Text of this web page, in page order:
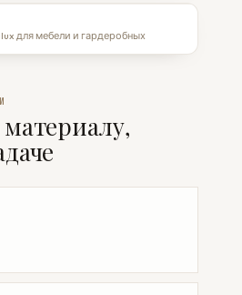
для мебели и гардеробных